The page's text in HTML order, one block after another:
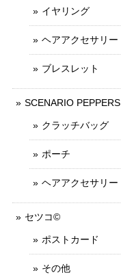
イヤリング
ヘアアクセサリー
ブレスレット
SCENARIO PEPPERS
クラッチバッグ
ポーチ
ヘアアクセサリー
セツコ©
ポストカード
その他